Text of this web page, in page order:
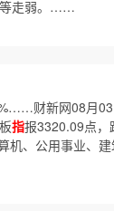
等走弱。……
财新网08月
指报3320.09点，
机、公用事业、